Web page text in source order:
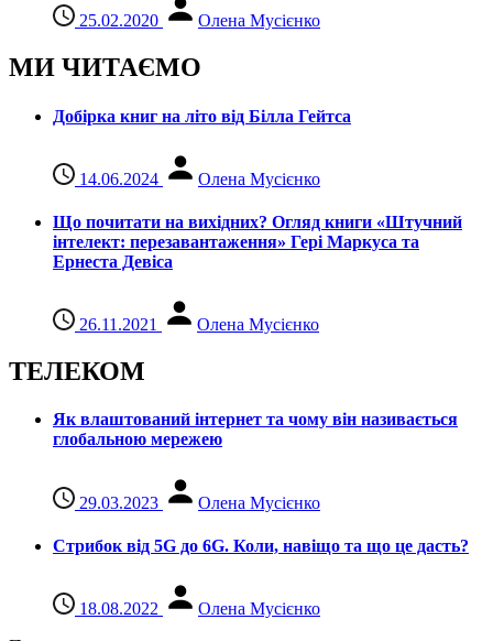
25.02.2020 Олена Мусієнко
МИ ЧИТАЄМО
Добірка книг на літо від Білла Гейтса
14.06.2024 Олена Мусієнко
Що почитати на вихідних? Огляд книги «Штучний
інтелект: перезавантаження» Гері Маркуса та
Ернеста Девіса
26.11.2021 Олена Мусієнко
ТЕЛЕКОМ
Як влаштований інтернет та чому він називається
глобальною мережею
29.03.2023 Олена Мусієнко
Стрибок від 5G до 6G. Коли, навіщо та що це даcть?
18.08.2022
Олена Мусієнко